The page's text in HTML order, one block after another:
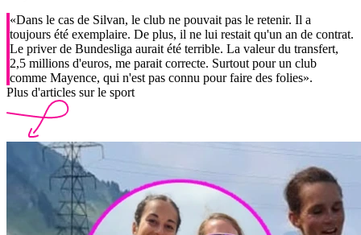
«Dans le cas de Silvan, le club ne pouvait pas le retenir. Il a
toujours été exemplaire. De plus, il ne lui restait qu'un an de contrat.
Le priver de Bundesliga aurait été terrible. La valeur du transfert,
2,5 millions d'euros, me parait correcte. Surtout pour un club
comme Mayence, qui n'est pas connu pour faire des folies».
Plus d'articles sur le sport